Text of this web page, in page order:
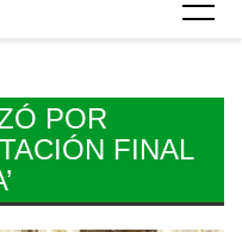
POR
FINAL